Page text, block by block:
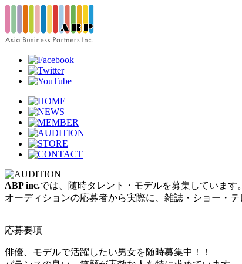
ABP inc.では、随時タレント・モデルを募集しています
オーディションの応募者から実際に、雑誌・ショー・テ
応募要項
俳優、モデルで活躍したい男女を随時募集中！！